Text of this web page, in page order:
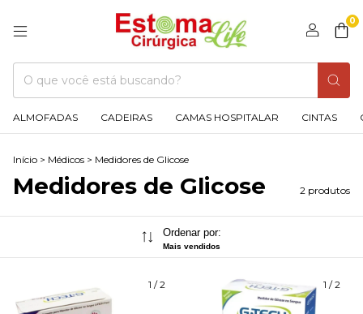
0
ALMOFADAS CADEIRAS CAMAS HOSPITALAR CINTAS
Início > Médicos > Medidores de Glicose
Medidores de Glicose 2 produtos
Ordenar por:
Mais vendidos
1 /2 1 /2